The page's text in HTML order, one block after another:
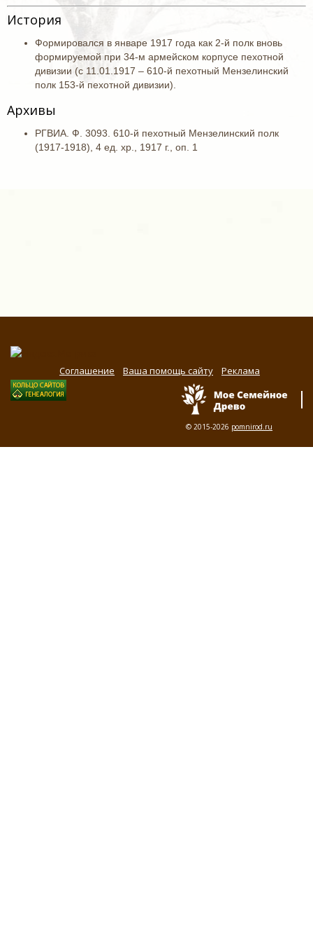
История
Формировался в январе 1917 года как 2-й полк вновь
формируемой при 34-м армейском корпусе пехотной
дивизии (с 11.01.1917 – 610-й пехотный Мензелинский
полк 153-й пехотной дивизии).
Архивы
РГВИА. Ф. 3093. 610-й пехотный Мензелинский полк
(1917-1918), 4 ед. хр., 1917 г., оп. 1
Соглашение Ваша помощь сайту Реклама
© 2015-2026 pomnirod.ru